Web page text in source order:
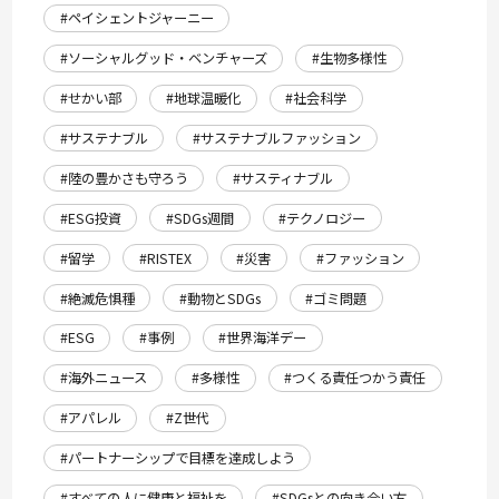
#ペイシェントジャーニー
#ソーシャルグッド・ベンチャーズ
#生物多様性
#せかい部
#地球温暖化
#社会科学
#サステナブル
#サステナブルファッション
#陸の豊かさも守ろう
#サスティナブル
#ESG投資
#SDGs週間
#テクノロジー
#留学
#RISTEX #災害
#ファッション
#絶滅危惧種
#動物とSDGs
#ゴミ問題
#ESG
#事例
#世界海洋デー
#海外ニュース
#多様性
#つくる責任つかう責任
#アパレル
#Z世代
#パートナーシップで目標を達成しよう